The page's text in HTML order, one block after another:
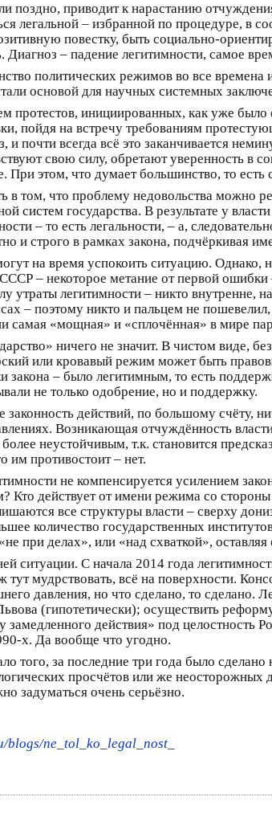
поздно, приводит к нарастанию
легальной – избранной по процедуре, в
повестку, быть социально-
– падение легитимности, самое
политических режимов во все
основой для научных системных
протестов, инициированных, как уже
пойдя на встречу требованиям
и почти всегда всё это заканчивается
свою силу, обретают уверенность в
При этом, что думает большинство, то
том, что проблему недовольства можно
систем государства. В результате у
– то есть легальности, – а,
и строго в рамках закона, подчёркивая
на время успокоить ситуацию.
– некоторое метание от первой ошибки
утраты легитимности – никто внутренне,
– поэтому никто и пальцем не
«мощная» и «сплочённая» в мире
ничего не значит. В чистом виде,
или кровавый режим может быть
закона – было легитимным, то есть
не только одобрение, но и поддержку.
действий, по большому счёту,
Возникающая отчуждённость
неустойчивым, т.к. становится
им противостоит – нет.
не компенсируется усилением
Кто действует от имени режима со
все структуры власти – сверху
количество государственных
при делах», или «над схваткой»,
ситуации. С начала 2014 года
мудрствовать, всё на поверхности.
давления, но что сделано, то сделано.
(гипотетически); осуществить
действия» под целостность
х. Да вообще что угодно.
того, за последние три года было
просчётов или же
задуматься очень серьёзно.
blogs/ne_tol_ko_legal_nost_